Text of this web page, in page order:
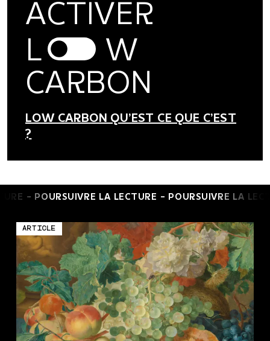
ACTIVER
L
W
CARBON
LOW CARBON QU’EST CE QUE C’EST
?
LA LECTURE -POURSUIVRE LA LECTURE -
ARTICLE